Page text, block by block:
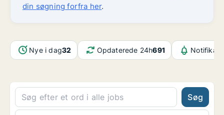
din søgning forfra her.
Nye i dag32 Opdaterede 24h691
Søg